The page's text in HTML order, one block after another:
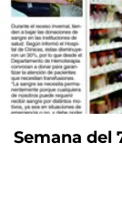
Semana del